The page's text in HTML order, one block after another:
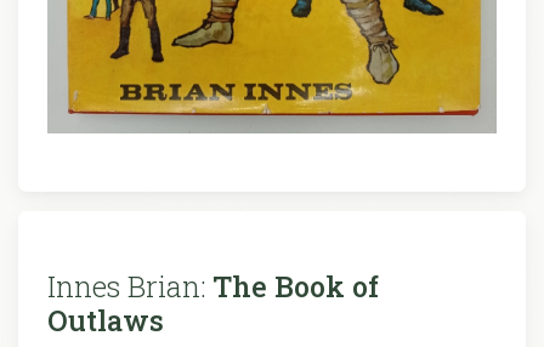
Innes Brian: The Book of
Outlaws